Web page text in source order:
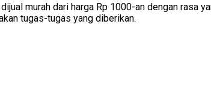
murah dari harga Rp 1000-an dengan rasa
tugas-tugas yang diberikan.